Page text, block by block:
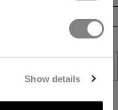
Show details